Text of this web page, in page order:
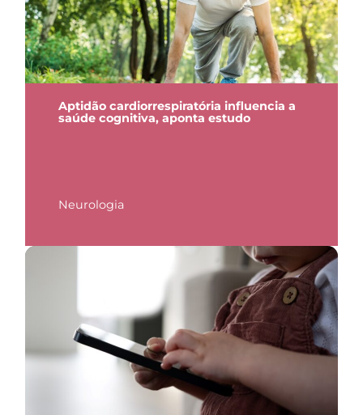
Aptidão cardiorrespiratória influencia a
saúde cognitiva, aponta estudo
Neurologia